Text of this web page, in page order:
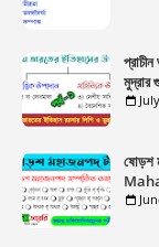
মুদ্রার
ষোড়শ